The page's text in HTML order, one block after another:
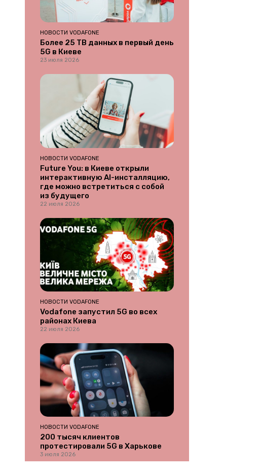
НОВОСТИ VODAFONE
Более 25 ТВ данных в первый день
5G в Киеве
23 июля 2026
НОВОСТИ VODAFONE
Future You: в Киеве открыли
интерактивную AI-инсталляцию,
где можно встретиться с собой
из будущего
22 июля 2026
НОВОСТИ VODAFONE
Vodafone запустил 5G во всех
районах Киева
22 июля 2026
НОВОСТИ VODAFONE
200 тысяч клиентов
протестировали 5G в Харькове
3 июля 2026